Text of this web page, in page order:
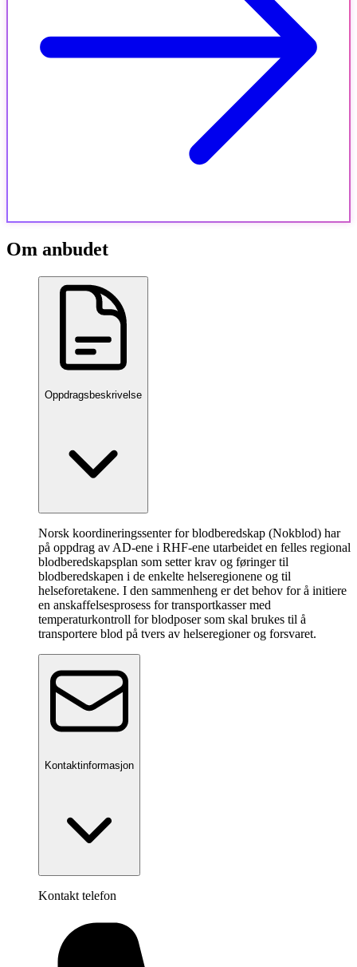
Om anbudet
Oppdragsbeskrivelse
Norsk koordineringssenter for blodberedskap (Nokblod) har
på oppdrag av AD-ene i RHF-ene utarbeidet en felles regional
blodberedskapsplan som setter krav og føringer til
blodberedskapen i de enkelte helseregionene og til
helseforetakene. I den sammenheng er det behov for å initiere
en anskaffelsesprosess for transportkasser med
temperaturkontroll for blodposer som skal brukes til å
transportere blod på tvers av helseregioner og forsvaret.
Kontaktinformasjon
Kontakt telefon